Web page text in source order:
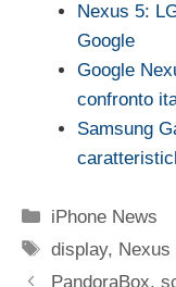
Nexus 5:
Google
Google
confronto
Samsung
Categorie
iPhone News
Tag
display, Nexus
PandoraBox,